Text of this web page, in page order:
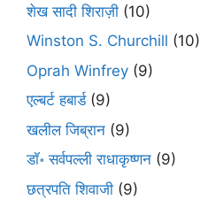
शेख सादी शिराज़ी (10)
Winston S. Churchill (10)
Oprah Winfrey (9)
एल्बर्ट हबार्ड(9)
खलील जिब्रान (9)
डॉ॰ सर्वपल्ली राधाकृष्णन (9)
छत्रपति शिवाजी (9)